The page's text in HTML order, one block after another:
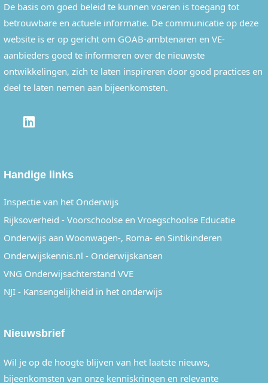
De basis om goed beleid te kunnen voeren is toegang tot
betrouwbare en actuele informatie. De communicatie op deze
website is er op gericht om GOAB-ambtenaren en VE-
aanbieders goed te informeren over de nieuwste
ontwikkelingen, zich te laten inspireren door good practices en
deel te laten nemen aan bijeenkomsten.
Handige links
Inspectie van het Onderwijs
Rijksoverheid - Voorschoolse en Vroegschoolse Educatie
Onderwijs aan Woonwagen-, Roma- en Sintikinderen
Onderwijskennis.nl - Onderwijskansen
VNG Onderwijsachterstand VVE
NJI - Kansengelijkheid in het onderwijs
Nieuwsbrief
Wil je op de hoogte blijven van het laatste nieuws,
bijeenkomsten van onze kenniskringen en relevante